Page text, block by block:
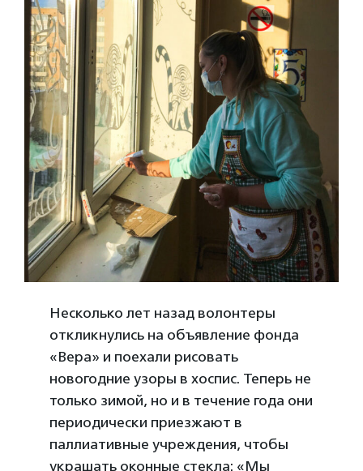
Несколько лет назад волонтеры
откликнулись на объявление фонда
«Вера» и поехали рисовать
новогодние узоры в хоспис. Теперь не
только зимой, но и в течение года они
периодически приезжают в
паллиативные учреждения, чтобы
украшать оконные стекла: «Мы